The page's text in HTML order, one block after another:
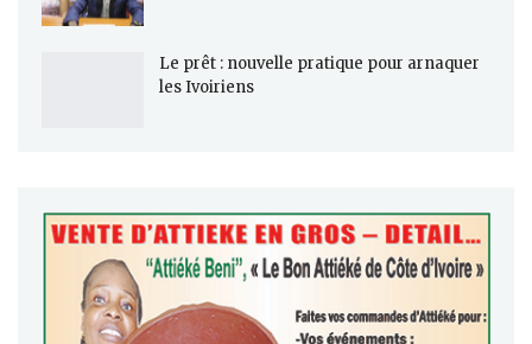
Le prêt : nouvelle pratique pour arnaquer
les Ivoiriens